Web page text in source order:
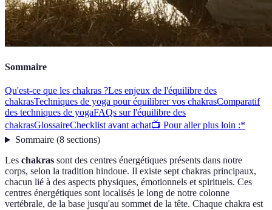
Sommaire
Qu'est-ce que les chakras ?Les enjeux de l'équilibre des
chakrasTechniques de yoga pour équilibrer vos chakrasComparatif
des techniques de yogaFAQs sur l'équilibre des
chakrasGlossaireChecklist avant achat📺 Pour aller plus loin :*
Sommaire(8 sections)
Les chakras sont des centres énergétiques présents dans notre
corps, selon la tradition hindoue. Il existe sept chakras principaux,
chacun lié à des aspects physiques, émotionnels et spirituels. Ces
centres énergétiques sont localisés le long de notre colonne
vertébrale, de la base jusqu'au sommet de la tête. Chaque chakra est